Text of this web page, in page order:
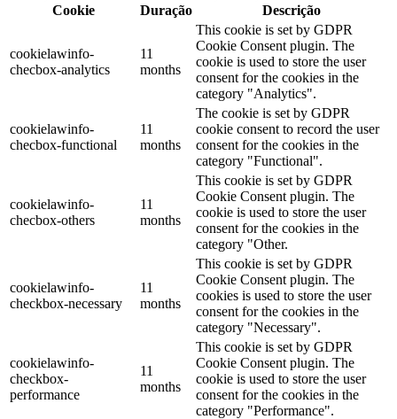
Cookie
Duração Descrição
cookielawinfo-
checbox-analytics
11
months
This cookie is set by GDPR
Cookie Consent plugin. The
cookie is used to store the user
consent for the cookies in the
category "Analytics".
cookielawinfo-
checbox-functional
11
months
The cookie is set by GDPR
cookie consent to record the user
consent for the cookies in the
category "Functional".
cookielawinfo-
checbox-others
11
months
This cookie is set by GDPR
Cookie Consent plugin. The
cookie is used to store the user
consent for the cookies in the
category "Other.
cookielawinfo-
checkbox-necessary
11
months
This cookie is set by GDPR
Cookie Consent plugin. The
cookies is used to store the user
consent for the cookies in the
category "Necessary".
cookielawinfo-
checkbox-
performance
11
months
This cookie is set by GDPR
Cookie Consent plugin. The
cookie is used to store the user
consent for the cookies in the
category "Performance".